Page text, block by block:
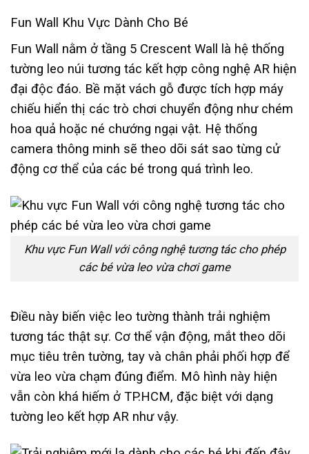
Fun Wall Khu Vực Dành Cho Bé
Fun Wall nằm ở tầng 5 Crescent Wall là hệ thống
tường leo núi tương tác kết hợp công nghệ AR hiện
đại độc đáo. Bề mặt vách gỗ được tích hợp máy
chiếu hiển thị các trò chơi chuyển động như chém
hoa quả hoặc né chướng ngại vật. Hệ thống
camera thông minh sẽ theo dõi sát sao từng cử
động cơ thể của các bé trong quá trình leo.
Khu vực Fun Wall với công nghệ tương tác cho phép
các bé vừa leo vừa chơi game
Điều này biến việc leo tường thành trải nghiệm
tương tác thật sự. Cơ thể vận động, mắt theo dõi
mục tiêu trên tường, tay và chân phải phối hợp để
vừa leo vừa chạm đúng điểm. Mô hình này hiện
vẫn còn khá hiếm ở TP.HCM, đặc biệt với dạng
tường leo kết hợp AR như vậy.